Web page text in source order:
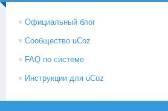
Официальный блог
Сообщество uCoz
FAQ по системе
Инструкции для uCoz